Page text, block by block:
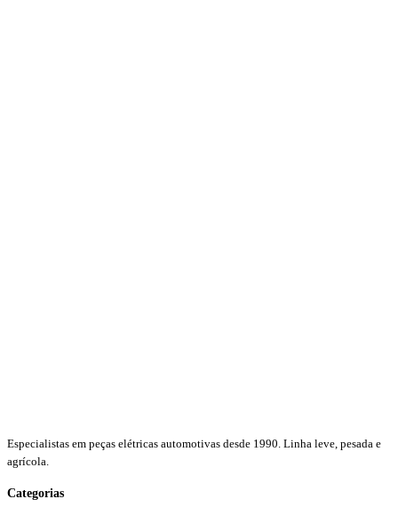
Especialistas em peças elétricas automotivas desde 1990. Linha leve, pesada e
agrícola.
Categorias